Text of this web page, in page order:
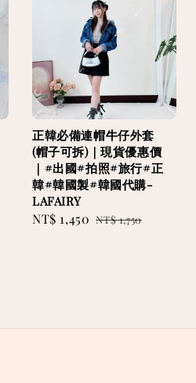
正韓必備連帽牛仔外套
(帽子可拆)｜現貨優惠價
｜#出國#拍照#旅行#正
韓#韓國製#韓國代購-
LAFAIRY
Sale
NT$ 1,450 Regular
NT$ 1,750